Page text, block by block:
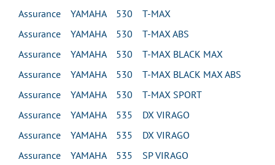
Assurance YAMAHA 530 T-MAX
Assurance YAMAHA 530 T-MAX ABS
Assurance YAMAHA 530 T-MAX BLACK MAX
Assurance YAMAHA 530 T-MAX BLACK MAX ABS
Assurance YAMAHA 530 T-MAX SPORT
Assurance YAMAHA 535 DX VIRAGO
Assurance YAMAHA 535 DX VIRAGO
Assurance YAMAHA 535 SP VIRAGO